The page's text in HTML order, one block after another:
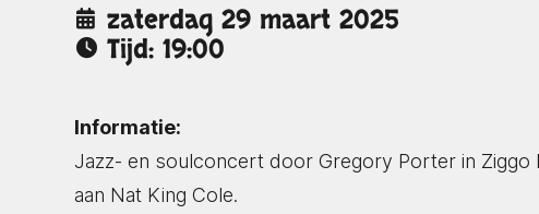
zaterdag 29 maart 2025
Tijd: 19:00
Informatie:
Jazz- en soulconcert door Gregory Porter in
aan Nat King Cole.